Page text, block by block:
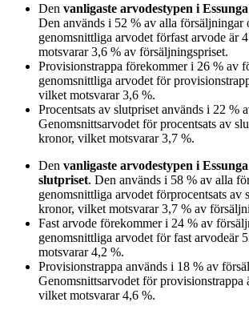
Den vanligaste arvodestypen i Essunga
Den används i 52 % av alla försäljningar
genomsnittliga arvodet förfast arvode är
motsvarar 3,6 % av försäljningspriset.
Provisionstrappa förekommer i 26 % av
genomsnittliga arvodet för
vilket motsvarar 3,6 %.
Procentsats av slutpriset används i 22 %
Genomsnittsarvodet för procentsats av
kronor, vilket motsvarar 3,7 %.
Den vanligaste arvodestypen i Essunga
slutpriset. Den används i 58 % av alla
genomsnittliga arvodet förprocentsats av
kronor, vilket motsvarar 3,7 % av
Fast arvode förekommer i 24 % av
genomsnittliga arvodet för fast arvodeär
motsvarar 4,2 %.
Provisionstrappa används i 18 % av
Genomsnittsarvodet för provisionstrappa
vilket motsvarar 4,6 %.